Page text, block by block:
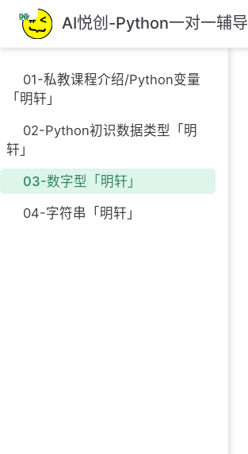
跳
至
主
內
容
AI悦创-Python一对一辅导
01-私教课程介绍/Python变量
「明轩」
02-Python初识数据类型「明
轩」
03-数字型「明轩」
04-字符串「明轩」